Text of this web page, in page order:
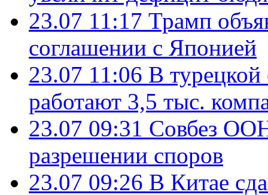
23.07 11:17 Трамп
соглашении с Японией
23.07 11:06 В
работают 3,5 тыс.
23.07 09:31 Совбез
разрешении споров
23.07 09:26 В Китае